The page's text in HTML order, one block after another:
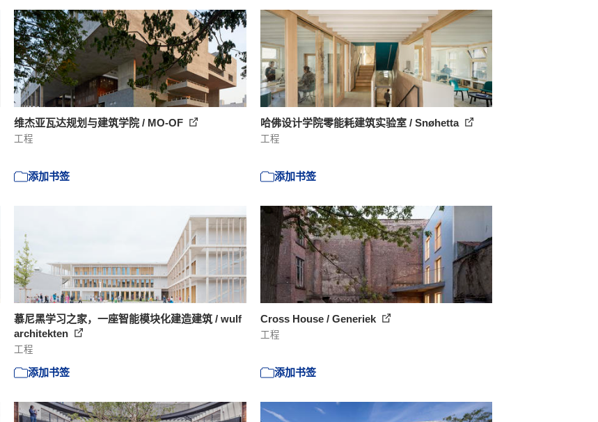
维杰亚瓦达规划与建筑学院 / MO-OF
工程
添加书签
哈佛设计学院零能耗建筑实验室 / Snøhetta
工程
添加书签
慕尼黑学习之家，一座智能模块化建造建筑 / wulf
architekten
工程
添加书签
Cross House / Generiek
工程
添加书签